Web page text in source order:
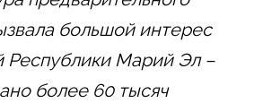
большой интерес
Республики Марий Эл –
более 60 тысяч